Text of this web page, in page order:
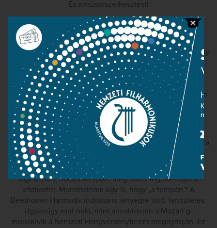
És a műsorszerkesztést!
Ugyanis ezek után a Bartók-zongoraverseny még
nagyobbat „üt”. Mocsári Károlyról mindig tudtuk, hogy
rendkívül virtuóz zongorista, de még sosem hallottam, hogy
manuális képességeiből ilyen sokat tudott volna profitálni.
A rendkívül nehéz versenyműben szó sincs óvatos, fal
melletti lopakodásról. Kemény, de nem goromba, inkább
szikrázó hangvétel jellemzi. Olyan, amilyenért, és ahogyan
különösen szeretjük a Bartók-zongoraversenyeket.
A hangverseny már eddig is igen jól esett. Ha így marad,
akkor is „szép este volt”. Más régiókba a szünet utáni Eroica
Úgy érzem, Kocsis tempóin még sokat fognak-fogunk
vitatkozni. Mondhatnám úgy is, hogy „a tempón”! A
Beethoven Harmadik indítása is lényegre törő, lendületes.
Ugyanúgy ront neki, mint annakidején a Mozart g-
molloknak a Nemzeti Hangversenyterem megnyitóján. Ez